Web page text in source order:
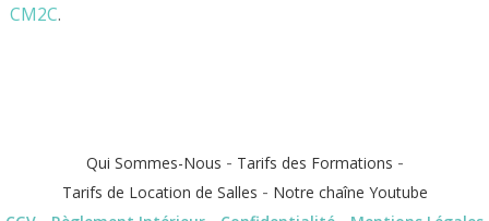
CM2C.
Qui Sommes-Nous - Tarifs des Formations -
Tarifs de Location de Salles - Notre chaîne Youtube